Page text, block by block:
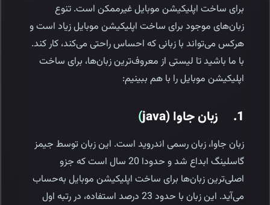
برای ساخت اپلیکیشن موبایل غیرممکن است. تنوع
زبان‌های موجود برای ساخت اپلیکیشن موبایل زیاد است و
هرکس می‌تواند با زبانی که احساس راحتی می‌کند، کار کند.
با ما باشید تا لیستی از معروف‌ترین زبان‌ها، برای ساخت
اپلیکیشن موبایل را با هم ببینیم:
1. زبان جاوا (java )
زبان جاوا، زبان رسمی اندروید است. این زبان توسط جیمز
گاسلینگ ابداع شد و حدودا 20 سال است که جزو
اصلی‌ترین زبان‌ها برای ساخت اپلیکیشن موبایل به‌حساب
می‌آید. این زبان با حدود 23 درصد استفاده، در رتبه اول